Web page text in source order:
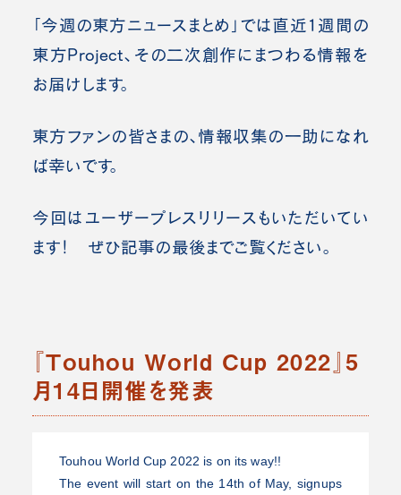
「今週の東方ニュースまとめ」では直近1週間の
東方Project、その二次創作にまつわる情報を
お届けします。
東方ファンの皆さまの、情報収集の一助になれ
ば幸いです。
今回はユーザープレスリリースもいただいてい
ます！ ぜひ記事の最後までご覧ください。
『Touhou World Cup 2022』5
月14日開催を発表
Touhou World Cup 2022 is on its way!!
The event will start on the 14th of May, signups